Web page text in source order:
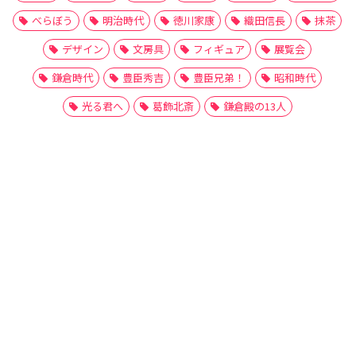
べらぼう
明治時代 徳川家康 織田信長
抹茶
デザイン
文房具 フィギュア
展覧会
鎌倉時代
豊臣秀吉 豊臣兄弟！
昭和時代
光る君へ
葛飾北斎 鎌倉殿の13人